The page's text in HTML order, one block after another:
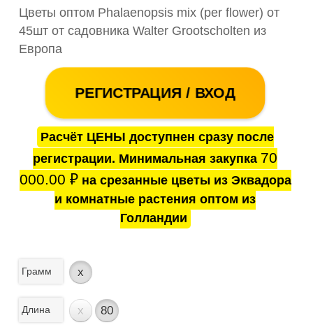
Цветы оптом Phalaenopsis mix (per flower) от
45шт от садовника Walter Grootscholten из
Европа
РЕГИСТРАЦИЯ / ВХОД
Расчёт ЦЕНЫ доступнен сразу после
регистрации. Минимальная закупка 70
000.00 ₽на срезанные цветы из Эквадора
и комнатные растения оптом из
Голландии
Грамм x
Длина x 80